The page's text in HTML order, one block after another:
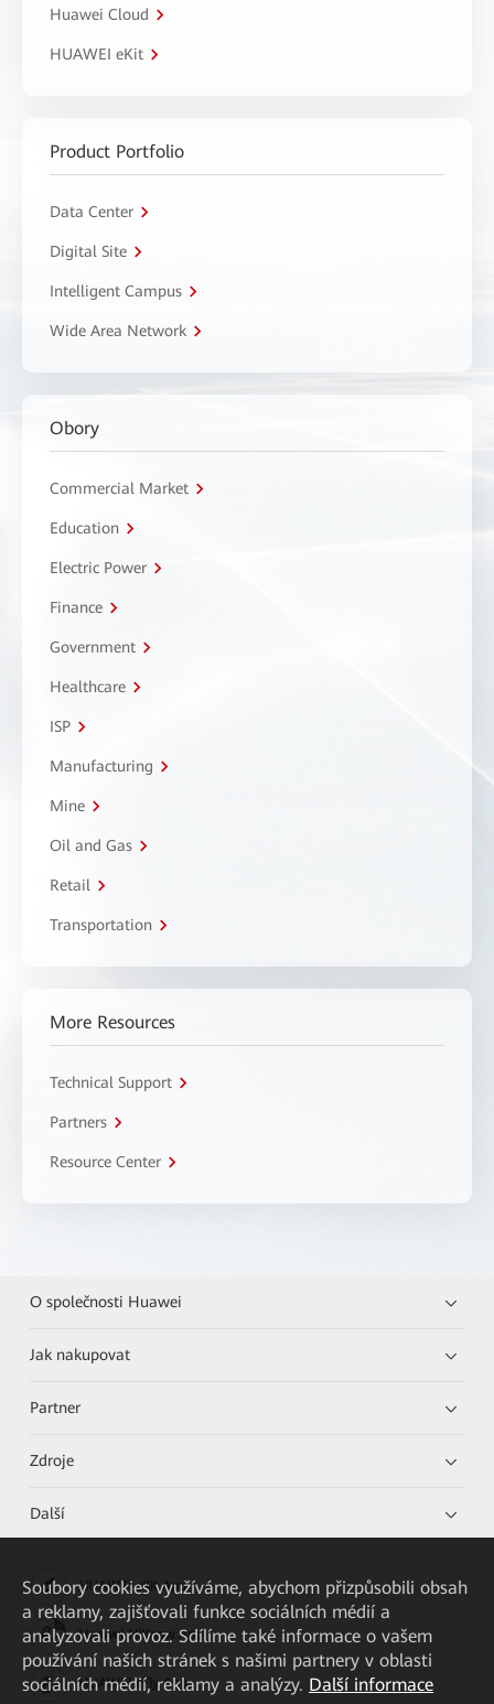
Huawei Cloud
HUAWEI eKit
Product Portfolio
Data Center
Digital Site
Intelligent Campus
Wide Area Network
Obory
Commercial Market
Education
Electric Power
Finance
Government
Healthcare
ISP
Manufacturing
Mine
Oil and Gas
Retail
Transportation
More Resources
Technical Support
Partners
Resource Center
O společnosti Huawei
Jak nakupovat
Partner
Zdroje
Další
HUAWEI eKit App
Huawei HiKnow App
HUAWEI eFly App
Soubory cookies využíváme, abychom přizpůsobili obsah
a reklamy, zajišťovali funkce sociálních médií a
analyzovali provoz. Sdílíme také informace o vašem
používání našich stránek s našimi partnery v oblasti
sociálních médií, reklamy a analýzy. Další informace